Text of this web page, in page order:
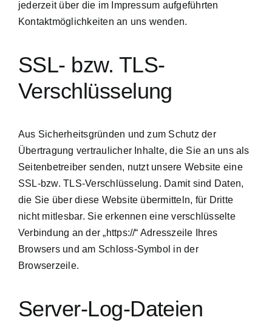
jederzeit über die im Impressum aufgeführten
Kontaktmöglichkeiten an uns wenden.
SSL- bzw. TLS-
Verschlüsselung
Aus Sicherheitsgründen und zum Schutz der
Übertragung vertraulicher Inhalte, die Sie an uns als
Seitenbetreiber senden, nutzt unsere Website eine
SSL-bzw. TLS-Verschlüsselung. Damit sind Daten,
die Sie über diese Website übermitteln, für Dritte
nicht mitlesbar. Sie erkennen eine verschlüsselte
Verbindung an der „https://“ Adresszeile Ihres
Browsers und am Schloss-Symbol in der
Browserzeile.
Server-Log-Dateien